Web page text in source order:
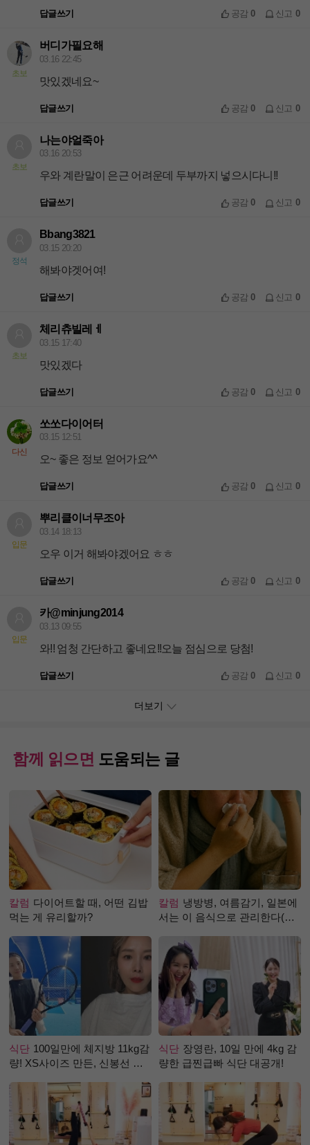
답글쓰기 공감0 신고 0
초보
버디가필요해
03.16 22:45
맛있겠네요~
답글쓰기 공감0 신고 0
초보
나는야얼죽아
03.16 20:53
우와 계란말이 은근 어려운데 두부까지 넣으시다니!!
답글쓰기 공감0 신고 0
정석
Bbang3821
03.15 20:20
해봐야겟어여!
답글쓰기 공감0 신고 0
초보
체리츄빌레ㅔ
03.15 17:40
맛있겠다
답글쓰기 공감0 신고 0
다신
쏘쏘다이어터
03.15 12:51
오~ 좋은 정보 얻어가요^^
답글쓰기 공감0 신고 0
입문
뿌리클이너무조아
03.14 18:13
오우 이거 해봐야겠어요 ㅎㅎ
답글쓰기 공감0 신고 0
입문
카@minjung2014
03.13 09:55
와!! 엄청 간단하고 좋네요!!오늘 점심으로 당첨!
답글쓰기 공감0 신고 0
더보기
함께 읽으면 도움되는 글
칼럼 다이어트할 때, 어떤 김밥
먹는 게 유리할까?
칼럼 냉방병, 여름감기, 일본에
서는 이 음식으로 관리한다(생
식단 100일만에 체지방 11kg감
량! XS사이즈 만든, 신봉선 식
식단 장영란, 10일 만에 4kg 감
량한 급찐급빠 식단 대공개!